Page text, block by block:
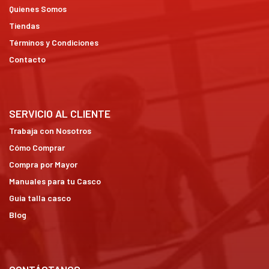
Quienes Somos
Tiendas
Términos y Condiciones
Contacto
SERVICIO AL CLIENTE
Trabaja con Nosotros
Cómo Comprar
Compra por Mayor
Manuales para tu Casco
Guía talla casco
Blog